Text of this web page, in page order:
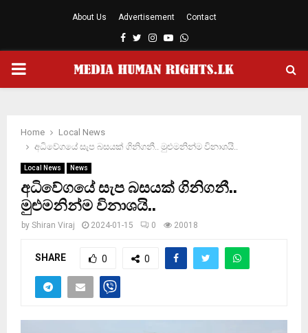
About Us Advertisement Contact
Facebook
TwitterInstagram
YoutubeWhatsapp
PRIMARY
Home
Local News
අධිවේගයේ සැප බසයක් ගිනිගනී.. මුළුමනින්ම විනාශයි..
Local News News
අධිවේගයේ සැප බසයක් ගිනිගනී..
මුළුමනින්ම විනාශයි..
by Shiran Viraj 2024-01-15 0 20018
SHARE 0 0